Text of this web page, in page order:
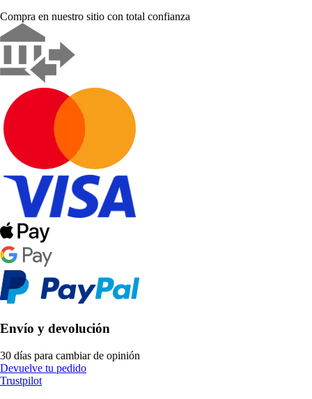
Compra en nuestro sitio con total confianza
Envío y devolución
30 días para cambiar de opinión
Devuelve tu pedido
Trustpilot